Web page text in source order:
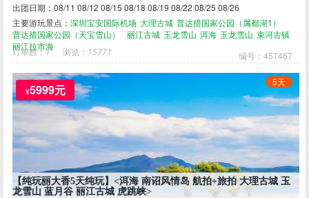
出团日期：08/11 08/12 08/15 08/18 08/19 08/22 08/25 08/26
主要游玩景点：深圳宝安国际机场 大理古城 普达措国家公园（属都湖1）
普达措国家公园（天宝雪山）
丽江古城 玉龙雪山 洱海 玉龙雪山 束河古镇
丽江拉市海
订单数：1 浏览： 15771 编号：45T467
【纯玩丽大香5天纯玩】<洱海 南诏风情岛 航拍+旅拍 大理古城 玉
龙雪山 蓝月谷 丽江古城 虎跳峡>
5天
¥5999元